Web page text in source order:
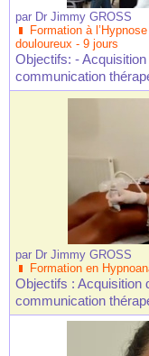
par Dr Jimmy GROSS
Formation à
douloureux - 9 jours
Objectifs: -
communication
par Dr Jimmy GROSS
Formation en
Objectifs : Acquisition
communication